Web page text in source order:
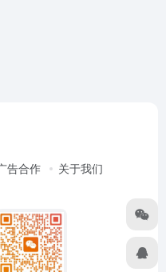
告合作 关于我们